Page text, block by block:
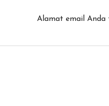
Alamat email Anda